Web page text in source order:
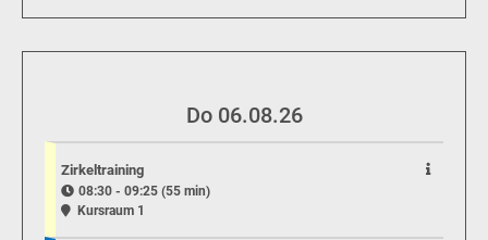
Do 06.08.26
Zirkeltraining
08:30 - 09:25 (55 min)
Kursraum 1